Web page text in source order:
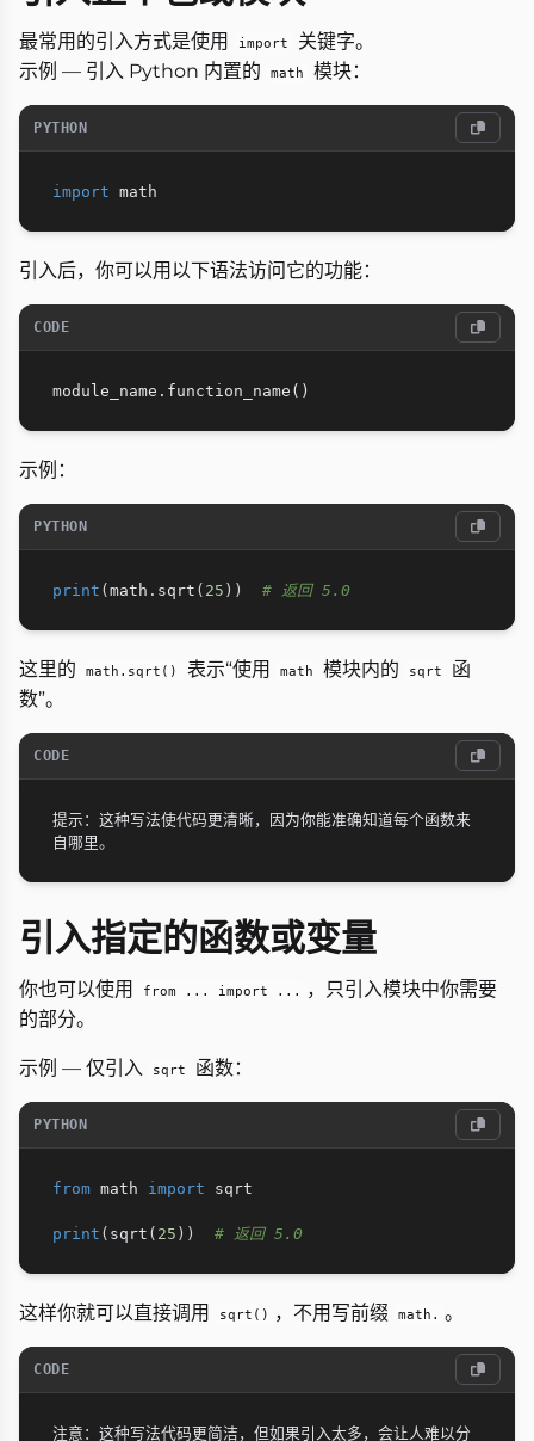
最常用的引入方式是使用 import
关键字。
示例 — 引入 Python 内置的
math 模块：
PYTHON
import
引入后，你可以用以下语法访问它的功能：
CODE
示例：
PYTHON
print ( math . sqrt ( 25 ) ) # 返回 5.0
这里的 math.sqrt() 表示“使用 math 模块内的 sqrt
函
数”。
CODE
提示：这种写法使代码更清晰，因为你能准确知道每个函数来
引入指定的函数或变量
你也可以使用 from ... import ...
，只引入模块中你需要
的部分。
示例 — 仅引入 sqrt 函数：
PYTHON
from math import sqrt
print ( sqrt ( 25 ) ) # 返回 5.0
这样你就可以直接调用 sqrt() ，不用写前缀 math. 。
CODE
注意：这种写法代码更简洁，但如果引入太多，会让人难以分